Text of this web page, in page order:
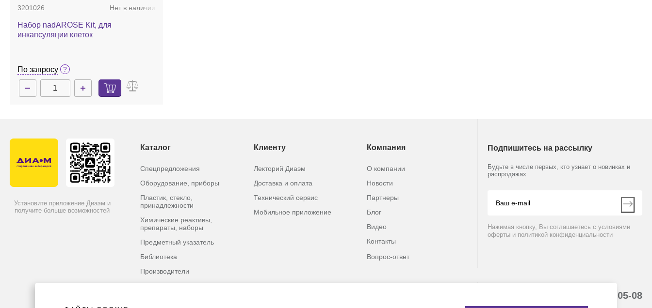
3201026 Нет в наличии
Набор nadAROSE Kit, для
инкапсуляции клеток
По запросу
Установите приложение Диаэм и
получите больше возможностей
Каталог
Спецпредложения
Оборудование, приборы
Пластик, стекло,
принадлежности
Химические реактивы,
препараты, наборы
Предметный указатель
Библиотека
Производители
Клиенту
Лекторий Диаэм
Доставка и оплата
Технический сервис
Мобильное приложение
Компания
О компании
Новости
Партнеры
Блог
Видео
Контакты
Вопрос-ответ
Подпишитесь на рассылку
Будьте в числе первых, кто узнает о новинках и
распродажах
Нажимая кнопку, Вы соглашаетесь с условиями
оферты и политикой конфиденциальности
8 (800) 234-05-08